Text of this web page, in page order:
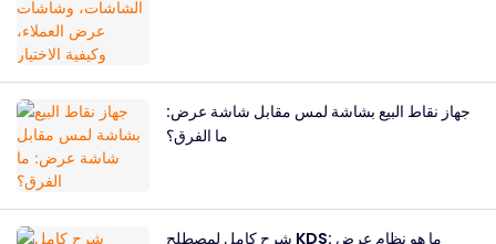
جهاز نقاط البيع بشاشة لمس مقابل شاشة عرض:
ما الفرق؟
شرح كامل لمصطلح KDS: ما هو نظام عرض